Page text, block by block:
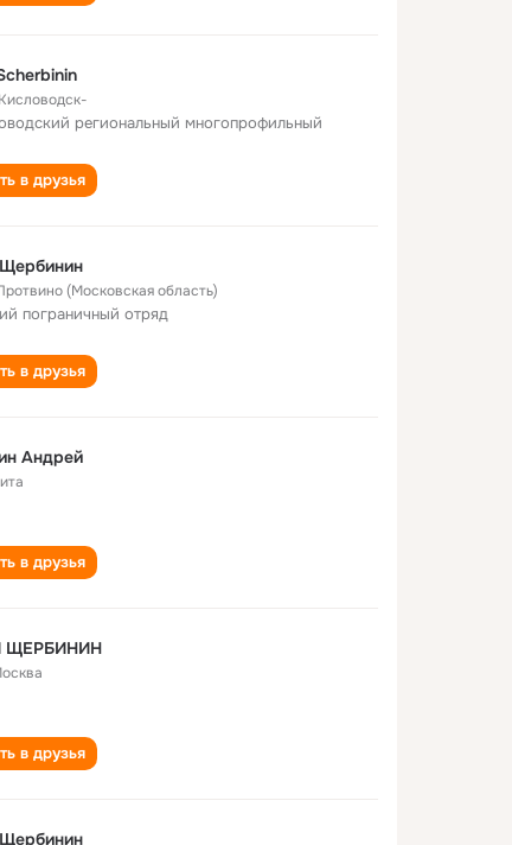
региональный многопрофильный
в друзья
(Московская область)
пограничный отряд
в друзья
Андрей
в друзья
ЩЕРБИНИН
в друзья